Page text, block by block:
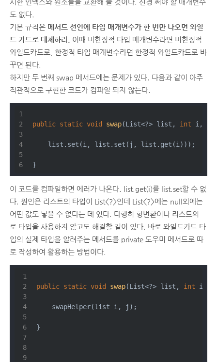
시한 인덱스와 원소들을 교환해 줄 것이다. 신경 써야 할 매개변수
도 없다.
기본 규칙은 메서드 선언에 타입 매개변수가 한 번만 나오면 와일
드 카드로 대체하라. 이때 비한정적 타입 매개변수라면 비한정적
와일드카드로, 한정적 타입 매개변수라면 한정적 와일드카드로 바
꾸면 된다.
하지만 두 번째 swap 메서드에는 문제가 있다. 다음과 같이 아주
직관적으로 구현한 코드가 컴파일 되지 않는다.
public static void swap(List<?> list, int i,
    list.set(i, list.set(j, list.get(i)));
}
이 코드를 컴파일하면 에러가 나온다. list.get(i)를 list.set할 수 없
다. 원인은 리스트의 타입이 List<?>인데 List<?>에는 null외에는
어떤 값도 넣을 수 없다는 데 있다. 다행히 형변환이나 리스트의
로 타입을 사용하지 않고도 해결할 길이 있다. 바로 와일드카드 타
입의 실제 타입을 알려주는 메서드를 private 도우미 메서드로 따
로 작성하여 활용하는 방법이다.
public static void swap(List<?> list, int i,
    swapHelper(list i, j);
}